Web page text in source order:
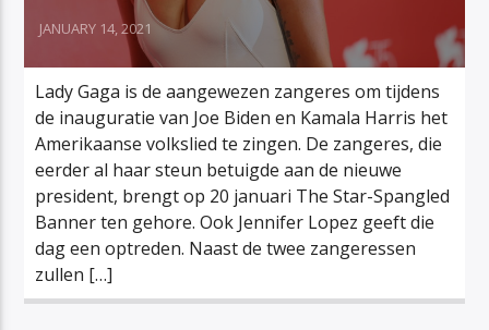
JANUARY 14, 2021
Lady Gaga is de aangewezen zangeres om tijdens
de inauguratie van Joe Biden en Kamala Harris het
Amerikaanse volkslied te zingen. De zangeres, die
eerder al haar steun betuigde aan de nieuwe
president, brengt op 20 januari The Star-Spangled
Banner ten gehore. Ook Jennifer Lopez geeft die
dag een optreden. Naast de twee zangeressen
zullen […]